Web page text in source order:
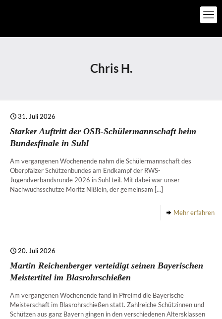
Chris H.
31. Juli 2026
Starker Auftritt der OSB-Schülermannschaft beim
Bundesfinale in Suhl
Am vergangenen Wochenende nahm die Schülermannschaft des
Oberpfälzer Schützenbundes am Endkampf der RWS-
Jugendverbandsrunde 2026 in Suhl teil. Mit dabei war unser
Nachwuchsschütze Moritz Nißlein, der gemeinsam […]
Mehr erfahren
20. Juli 2026
Martin Reichenberger verteidigt seinen Bayerischen
Meistertitel im Blasrohrschießen
Am vergangenen Wochenende fand in Pfreimd die Bayerische
Meisterschaft im Blasrohrschießen statt. Zahlreiche Schützinnen und
Schützen aus ganz Bayern gingen in den verschiedenen Altersklassen